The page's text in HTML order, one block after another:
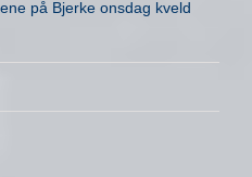
på Bjerke onsdag kveld